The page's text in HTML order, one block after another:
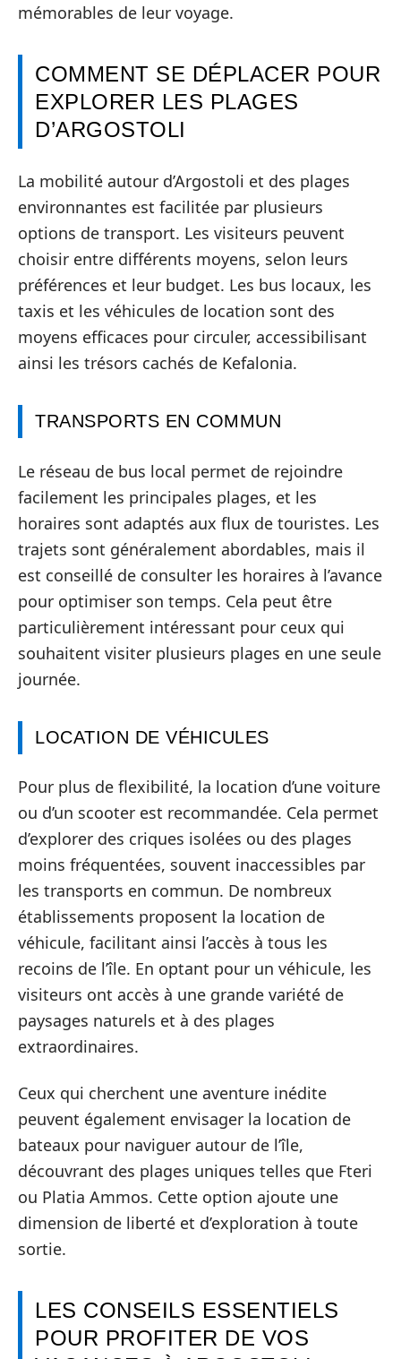
mémorables de leur voyage.
COMMENT SE DÉPLACER POUR
EXPLORER LES PLAGES
D’ARGOSTOLI
La mobilité autour d’Argostoli et des plages
environnantes est facilitée par plusieurs
options de transport. Les visiteurs peuvent
choisir entre différents moyens, selon leurs
préférences et leur budget. Les bus locaux, les
taxis et les véhicules de location sont des
moyens efficaces pour circuler, accessibilisant
ainsi les trésors cachés de Kefalonia.
TRANSPORTS EN COMMUN
Le réseau de bus local permet de rejoindre
facilement les principales plages, et les
horaires sont adaptés aux flux de touristes. Les
trajets sont généralement abordables, mais il
est conseillé de consulter les horaires à l’avance
pour optimiser son temps. Cela peut être
particulièrement intéressant pour ceux qui
souhaitent visiter plusieurs plages en une seule
journée.
LOCATION DE VÉHICULES
Pour plus de flexibilité, la location d’une voiture
ou d’un scooter est recommandée. Cela permet
d’explorer des criques isolées ou des plages
moins fréquentées, souvent inaccessibles par
les transports en commun. De nombreux
établissements proposent la location de
véhicule, facilitant ainsi l’accès à tous les
recoins de l’île. En optant pour un véhicule, les
visiteurs ont accès à une grande variété de
paysages naturels et à des plages
extraordinaires.
Ceux qui cherchent une aventure inédite
peuvent également envisager la location de
bateaux pour naviguer autour de l’île,
découvrant des plages uniques telles que Fteri
ou Platia Ammos. Cette option ajoute une
dimension de liberté et d’exploration à toute
sortie.
LES CONSEILS ESSENTIELS
POUR PROFITER DE VOS